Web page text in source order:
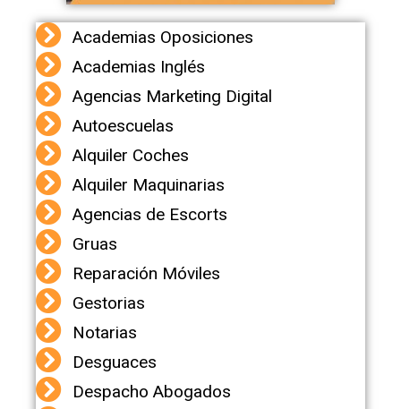
Academias Oposiciones
Academias Inglés
Agencias Marketing Digital
Autoescuelas
Alquiler Coches
Alquiler Maquinarias
Agencias de Escorts
Gruas
Reparación Móviles
Gestorias
Notarias
Desguaces
Despacho Abogados